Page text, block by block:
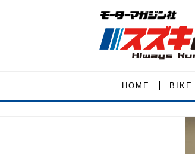
HOME BIKE